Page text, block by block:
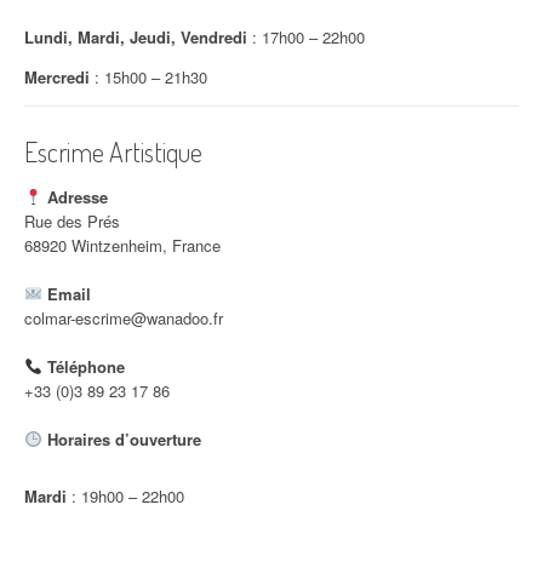
t
i
l
e
Lundi, Mardi, Jeudi, Vendredi : 17h00 – 22h00
Mercredi : 15h00 – 21h30
Escrime Artistique
Adresse
Rue des Prés
68920 Wintzenheim, France
Email
colmar-escrime@wanadoo.fr
Téléphone
+33 (0)3 89 23 17 86
Horaires d’ouverture
Mardi : 19h00 – 22h00